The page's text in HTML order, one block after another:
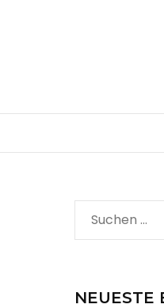
Suchen
nach:
NEUESTE